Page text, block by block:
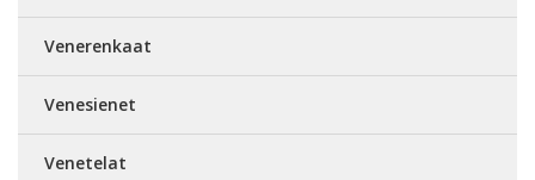
Venerenkaat
Venesienet
Venetelat